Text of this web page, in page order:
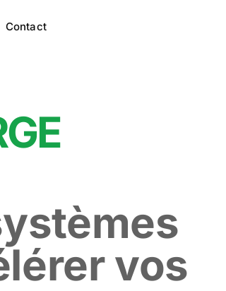
Contact
vos